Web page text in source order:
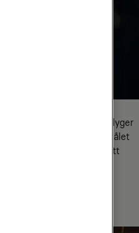
gäller sekunder
via mobilnätet flyger
till människor i nöd. Målet
– och hjälpa sina kunder att